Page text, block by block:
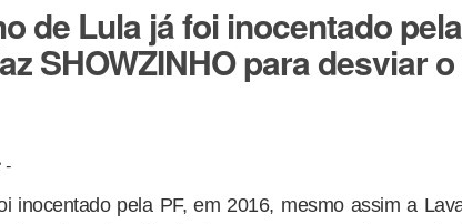
de Lula já foi inocentado
SHOWZINHO para desviar
-
inocentado pela PF, em 2016, mesmo assim a